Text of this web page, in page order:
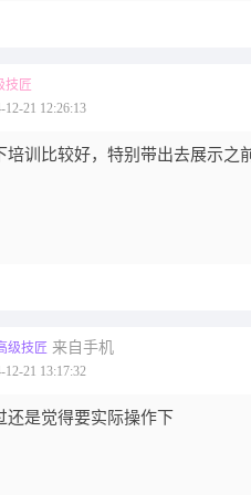
技匠
21 12:26:13
培训比较好，特别带出去展示之
级技匠 来自手机
21 13:17:32
还是觉得要实际操作下